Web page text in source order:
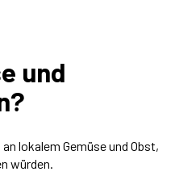
und
lokalem Gemüse und Obst,
würden.